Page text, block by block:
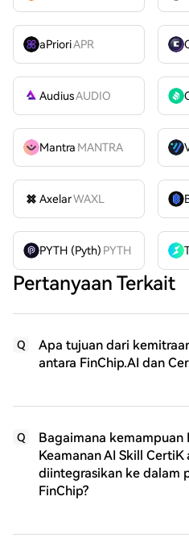
aPrioriAPR
AudiusAUDIO
Mantra MANTRA
AxelarWAXL
PYTH (Pyth) PYTH
Pertanyaan Terkait
Q
Apa tujuan dari
antara FinChip.AI dan
Q
Bagaimana kemampuan
Keamanan AI Skill CertiK
diintegrasikan ke dalam
FinChip?